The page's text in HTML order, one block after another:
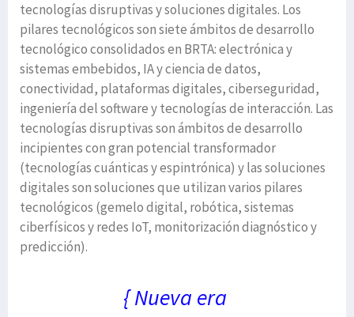
tecnologías disruptivas y soluciones digitales. Los
pilares tecnológicos son siete ámbitos de desarrollo
tecnológico consolidados en BRTA: electrónica y
sistemas embebidos, IA y ciencia de datos,
conectividad, plataformas digitales, ciberseguridad,
ingeniería del software y tecnologías de interacción. Las
tecnologías disruptivas son ámbitos de desarrollo
incipientes con gran potencial transformador
(tecnologías cuánticas y espintrónica) y las soluciones
digitales son soluciones que utilizan varios pilares
tecnológicos (gemelo digital, robótica, sistemas
ciberfísicos y redes IoT, monitorización diagnóstico y
predicción).
{ Nueva era